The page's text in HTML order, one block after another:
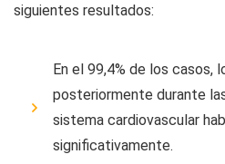
siguientes resultados:
En el 99,4% de los casos,
posteriormente durante
sistema cardiovascular
significativamente.